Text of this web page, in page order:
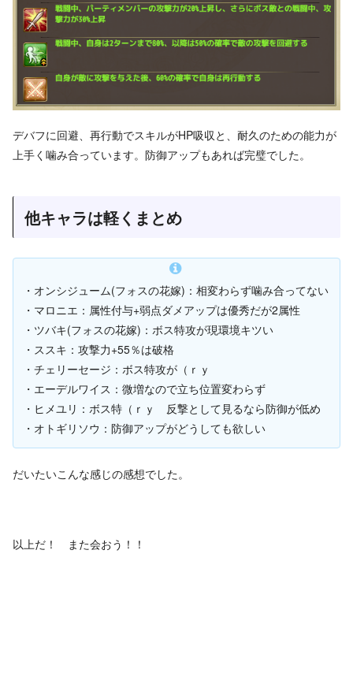
デバフに回避、再行動でスキルがHP吸収と、耐久のための能力が
上手く噛み合っています。防御アップもあれば完璧でした。
他キャラは軽くまとめ
・オンシジューム(フォスの花嫁)：相変わらず噛み合ってない
・マロニエ：属性付与+弱点ダメアップは優秀だが2属性
・ツバキ(フォスの花嫁)：ボス特攻が現環境キツい
・ススキ：攻撃力+55％は破格
・チェリーセージ：ボス特攻が（ｒｙ
・エーデルワイス：微増なので立ち位置変わらず
・ヒメユリ：ボス特（ｒｙ 反撃として見るなら防御が低め
・オトギリソウ：防御アップがどうしても欲しい
だいたいこんな感じの感想でした。
以上だ！ また会おう！！